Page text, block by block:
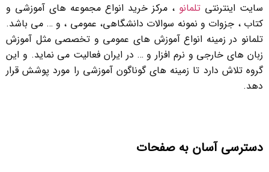
سایت اینترنتی تلمانو ، مرکز خرید انواع مجموعه های آموزشی و
کتاب ، جزوات و نمونه سوالات دانشگاهی، عمومی ، و … می باشد.
تلمانو در زمینه انواع آموزش های عمومی و تخصصی مثل آموزش
زبان های خارجی و نرم افزار و … در ایران فعالیت می نماید. و این
گروه تلاش دارد تا زمینه های گوناگون آموزشی را مورد پوشش قرار
دهد.
دسترسی آسان به صفحات